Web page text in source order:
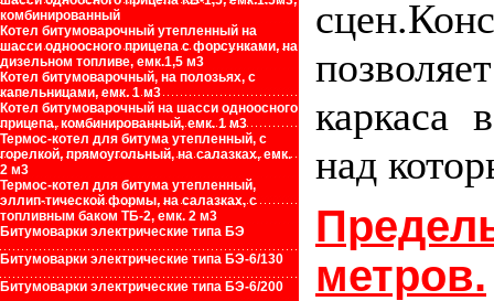
комбинированный
Котел битумоварочный утепленный на
шасси одноосного прицепа с форсунками, на
дизельном топливе, емк.1,5 м3
Котел битумоварочный, на полозьях, с
капельницами, емк. 1 м3
Котел битумоварочный на шасси одноосного
прицепа, комбинированный, емк. 1 м3
Термос-котел для битума утепленный, с
горелкой, прямоугольный, на салазках, емк.
2 м3
Термос-котел для битума утепленный,
эллип-тической формы, на салазках, с
топливным баком ТБ-2, емк. 2 м3
Битумоварки электрические типа БЭ
Битумоварки электрические типа БЭ-6/130
Битумоварки электрические типа БЭ-6/200
каркаса
над
метров.